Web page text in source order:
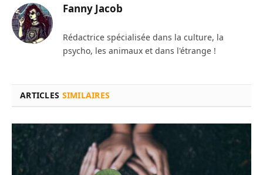
Fanny Jacob
Rédactrice spécialisée dans la culture, la
psycho, les animaux et dans l'étrange !
ARTICLES SIMILAIRES